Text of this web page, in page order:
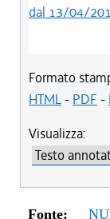
dal 13/04/
Formato
HTML- PDF -
Visualizza:
Fonte: